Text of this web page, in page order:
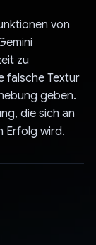
von
zu
falsche Textur
geben.
die sich an
Erfolg wird.